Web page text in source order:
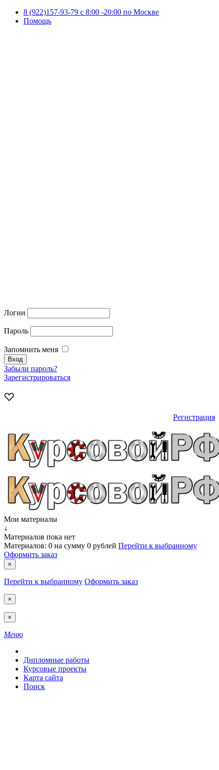
8 (922)157-93-79 c 8:00 -20:00 по Москве
Помощь
Логин
Пароль
Запомнить меня
Забыли пароль?
Зарегистрироваться
Регистрация
Мои материалы
↓
Материалов пока нет
Материалов: 0 на сумму 0 рублей Перейти к выбранному
Оформить заказ
×
Перейти к выбранному Оформить заказ
×
×
Меню
Дипломные работы
Курсовые проекты
Карта сайта
Поиск